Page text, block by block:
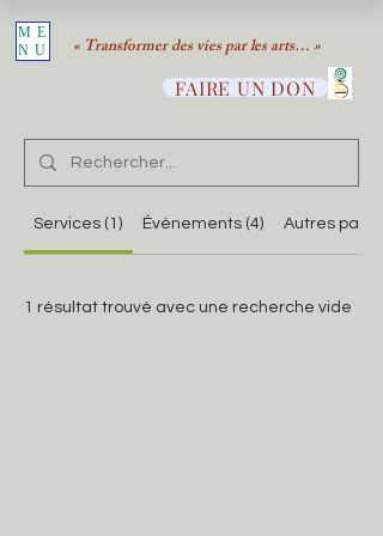
« Transformer des vies par les arts… »
FAIRE UN DON
ME
NU
Services (1) Événements (4) Autres pages
1 résultat trouvé avec une recherche vide